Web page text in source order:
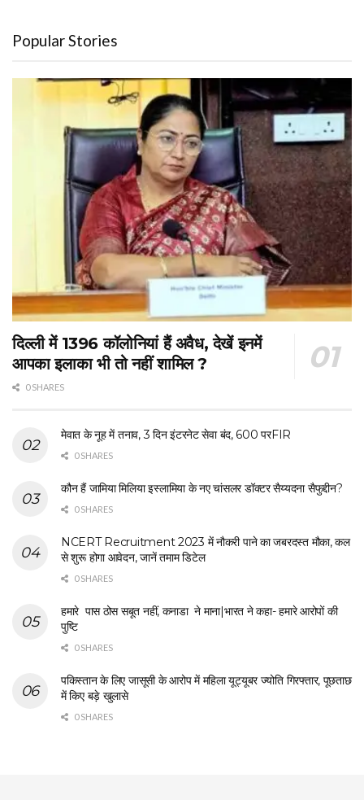
Popular Stories
दिल्ली में 1396 कॉलोनियां हैं अवैध, देखें इनमें
आपका इलाका भी तो नहीं शामिल ?
0 SHARES
मेवात के नूह में तनाव, 3 दिन इंटरनेट सेवा बंद, 600 परFIR
0 SHARES
कौन हैं जामिया मिलिया इस्लामिया के नए चांसलर डॉक्टर सैय्यदना सैफुद्दीन?
0 SHARES
NCERT Recruitment 2023 में नौकरी पाने का जबरदस्त मौका, कल
से शुरू होगा आवेदन, जानें तमाम डिटेल
0 SHARES
हमारे पास ठोस सबूत नहीं, कनाडा ने माना|भारत ने कहा- हमारे आरोपों की
पुष्टि
0 SHARES
पकिस्तान के लिए जासूसी के आरोप में महिला यूट्यूबर ज्योति गिरफ्तार, पूछताछ
में किए बड़े खुलासे
0 SHARES